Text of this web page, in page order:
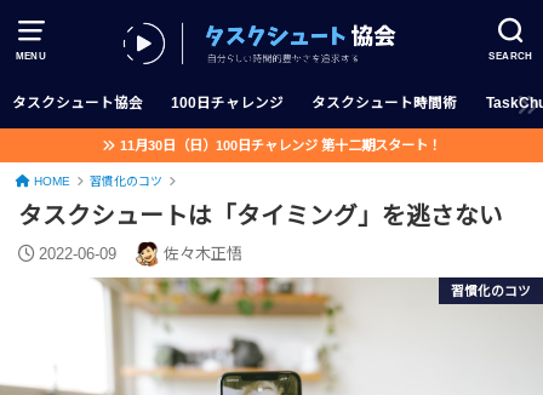
MENU SEARCH
タスクシュート協会 100日チャレンジ タスクシュート時間術
11月30日（日）100日チャレンジ 第十二期スタート！
HOME 習慣化のコツ
タスクシュートは「タイミング」を逃さない
2022-06-09 佐々木正悟
習慣化のコツ